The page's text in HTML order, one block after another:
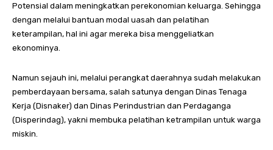
Potensial dalam meningkatkan perekonomian keluarga. Sehingga
dengan melalui bantuan modal uasah dan pelatihan
keterampilan, hal ini agar mereka bisa menggeliatkan
ekonominya.
Namun sejauh ini, melalui perangkat daerahnya sudah melakukan
pemberdayaan bersama, salah satunya dengan Dinas Tenaga
Kerja (Disnaker) dan Dinas Perindustrian dan Perdaganga
(Disperindag), yakni membuka pelatihan ketrampilan untuk warga
miskin.